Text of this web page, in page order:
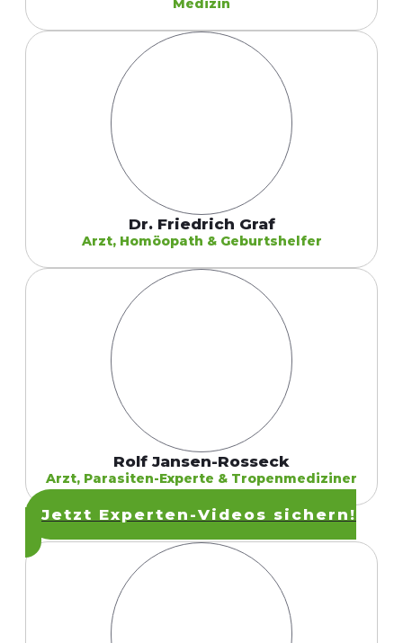
Medizin
Dr. Friedrich Graf
Arzt, Homöopath & Geburtshelfer
Rolf Jansen-Rosseck
Arzt, Parasiten-Experte & Tropenmediziner
Jetzt Experten-Videos sichern!